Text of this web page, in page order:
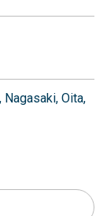
Nagasaki Oita